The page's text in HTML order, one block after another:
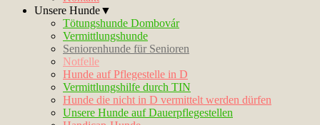
Unsere Hunde▼
Tötungshunde Dombovár
Vermittlungshunde
Seniorenhunde für Senioren
Notfelle
Hunde auf Pflegestelle in D
Vermittlungshilfe durch TIN
Hunde die nicht in D vermittelt werden dürfen
Unsere Hunde auf Dauerpflegestellen